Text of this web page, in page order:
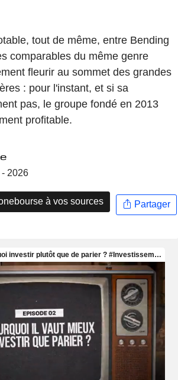
tout de même, entre Bending
comparables du même genre
fleurir au sommet des grandes
: pour l'instant, et si sa
pas, le groupe fondé en 2013
profitable.
2026
à vos sources Partager